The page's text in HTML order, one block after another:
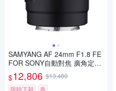
SAMYANG AF 24mm F1.8 FE
FOR SONY自動對焦 廣角定焦
鏡頭 (公司貨)
$12,806 $13,480
限時下殺
券